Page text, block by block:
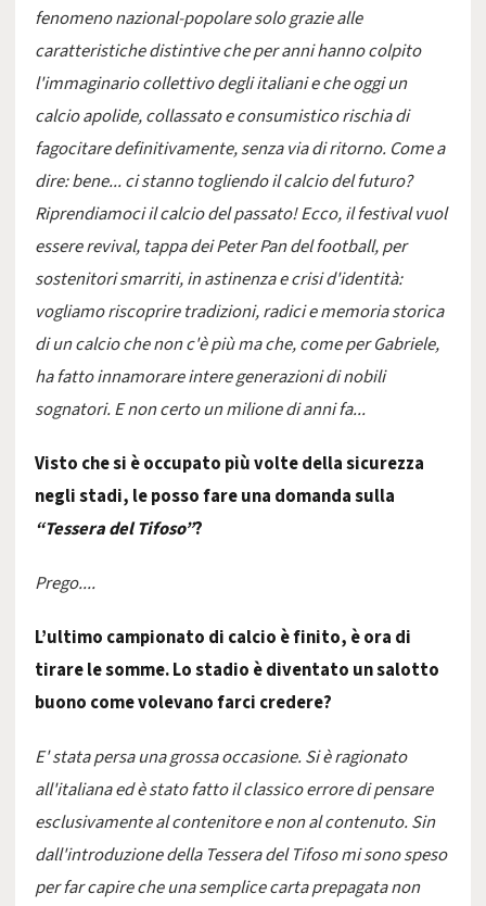
fenomeno nazional-popolare solo grazie alle
caratteristiche distintive che per anni hanno colpito
l'immaginario collettivo degli italiani e che oggi un
calcio apolide, collassato e consumistico rischia di
fagocitare definitivamente, senza via di ritorno. Come a
dire: bene... ci stanno togliendo il calcio del futuro?
Riprendiamoci il calcio del passato! Ecco, il festival vuol
essere revival, tappa dei Peter Pan del football, per
sostenitori smarriti, in astinenza e crisi d'identità:
vogliamo riscoprire tradizioni, radici e memoria storica
di un calcio che non c'è più ma che, come per Gabriele,
ha fatto innamorare intere generazioni di nobili
sognatori. E non certo un milione di anni fa...
Visto che si è occupato più volte della sicurezza
negli stadi, le posso fare una domanda sulla
“Tessera del Tifoso”?
Prego....
L’ultimo campionato di calcio è finito, è ora di
tirare le somme.Lo stadio è diventato un salotto
buono come volevano farci credere?
E' stata persa una grossa occasione. Si è ragionato
all'italiana ed è stato fatto il classico errore di pensare
esclusivamente al contenitore e non al contenuto. Sin
dall'introduzione della Tessera del Tifoso mi sono speso
per far capire che una semplice carta prepagata non